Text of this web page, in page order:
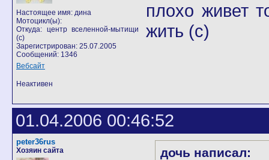
Настоящее имя: дина
Мотоцикл(ы):
Откуда: центр вселенной-мытищи
(с)
Зарегистрирован: 25.07.2005
Сообщений: 1346
Вебсайт
плохо живет
жить (с)
Неактивен
01.04.2006 00:46:52
peter36rus
Хозяин сайта
дочь написал: